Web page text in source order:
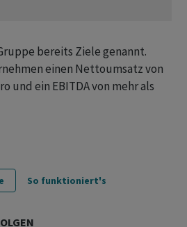
bereits Ziele genannt.
einen Nettoumsatz von
und ein EBITDA von mehr als
So funktioniert's